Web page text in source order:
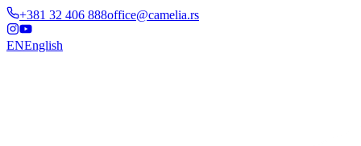
+381 32 406 888office@camelia.rs
ENEnglish